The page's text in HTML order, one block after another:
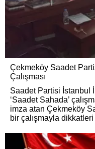
Çekmeköy Saadet
Çalışması
Saadet Partisi İstanbul
‘Saadet Sahada’
imza atan Çekmeköy
bir çalışmayla